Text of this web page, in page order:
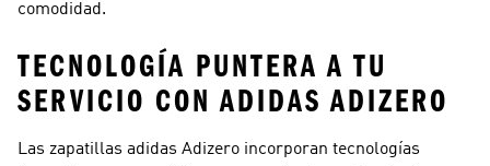
comodidad.
TECNOLOGÍA PUNTERA A TU
SERVICIO CON ADIDAS ADIZERO
Las zapatillas adidas Adizero incorporan tecnologías